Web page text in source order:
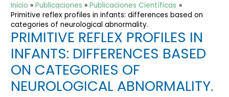
Inicio Publicaciones
Publicaciones Científicas
Primitive reflex profiles in infants: differences based on
categories of neurological abnormality.
PRIMITIVE REFLEX PROFILES IN
INFANTS: DIFFERENCES BASED
ON CATEGORIES OF
NEUROLOGICAL ABNORMALITY.